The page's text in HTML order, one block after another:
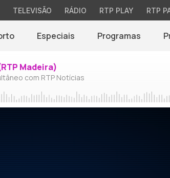
TELEVISÃO RÁDIO RTP PLAY RTP
Especiais Programas
Madeira)
com RTP Notícias